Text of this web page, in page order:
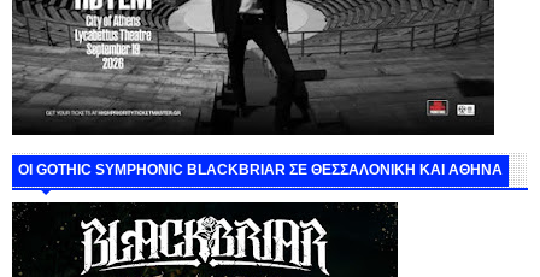
ΟΙ GOTHIC SYMPHONIC BLACKBRIAR ΣΕ ΘΕΣΣΑΛΟΝΙΚΗ ΚΑΙ ΑΘΗΝΑ